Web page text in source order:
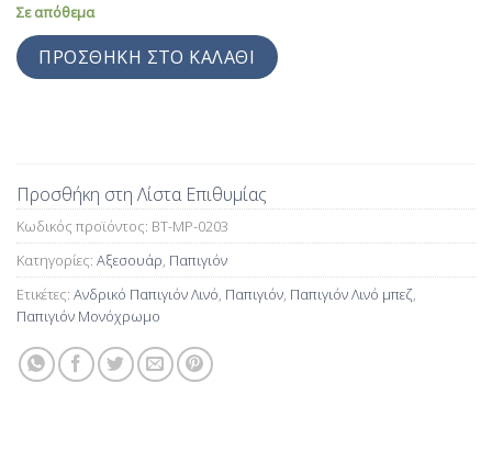
Σε απόθεμα
ΠΡΟΣΘΉΚΗ ΣΤΟ ΚΑΛΆΘΙ
Προσθήκη στη Λίστα Επιθυμίας
Κωδικός προϊόντος: BT-MP-0203
Κατηγορίες: Αξεσουάρ, Παπιγιόν
Ετικέτες: Ανδρικό Παπιγιόν Λινό, Παπιγιόν, Παπιγιόν Λινό μπεζ,
Παπιγιόν Μονόχρωμο